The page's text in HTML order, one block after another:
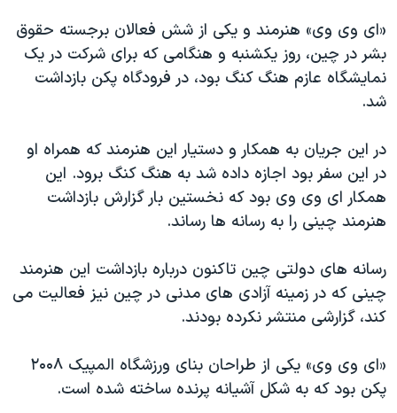
اعتراضات مردمی آبان ۹۸
اسرائیل در جنگ
همایش محافظه‌کاران آمریکا «سی‌پک»
صفحه‌های ویژه
سفر پرزیدنت ترامپ به چین
«ای وی وی» هنرمند و یکی از شش فعالان برجسته حقوق
بشر در چین، روز یکشنبه و هنگامی که برای شرکت در یک
نمایشگاه عازم هنگ کنگ بود، در فرودگاه پکن بازداشت
شد.
در این جریان به همکار و دستیار این هنرمند که همراه او
در این سفر بود اجازه داده شد به هنگ کنگ برود. این
همکار ای وی وی بود که نخستین بار گزارش بازداشت
هنرمند چینی را به رسانه ها رساند.
رسانه های دولتی چین تاکنون درباره بازداشت این هنرمند
چینی که در زمینه آزادی های مدنی در چین نیز فعالیت می
کند، گزارشی منتشر نکرده بودند.
«ای وی وی» یکی از طراحان بنای ورزشگاه المپیک ۲۰۰۸
پکن بود که به شکل آشیانه پرنده ساخته شده است.